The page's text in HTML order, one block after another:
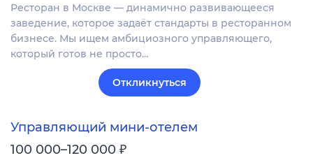
Ресторан в Москве — динамично развивающееся
заведение, которое задаёт стандарты в ресторанном
бизнесе. Мы ищем амбициозного управляющего,
который готов не просто…
Откликнуться
Управляющий мини-отелем
100 000–120 000 ₽